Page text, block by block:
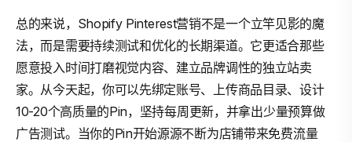
总的来说，Shopify Pinterest营销不是一个立竿见影的魔
法，而是需要持续测试和优化的长期渠道。它更适合那些
愿意投入时间打磨视觉内容、建立品牌调性的独立站卖
家。从今天起，你可以先绑定账号、上传商品目录、设计
10-20个高质量的Pin，坚持每周更新，并拿出少量预算做
广告测试。当你的Pin开始源源不断为店铺带来免费流量